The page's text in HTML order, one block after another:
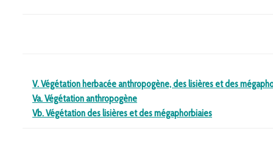
V. Végétation herbacée anthropogène, des lisières et des
Va. Végétation anthropogène
Vb. Végétation des lisières et des mégaphorbiaies